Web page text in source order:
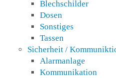
Blechschilder
Dosen
Sonstiges
Tassen
Sicherheit /
Alarmanlage
Kommunikation